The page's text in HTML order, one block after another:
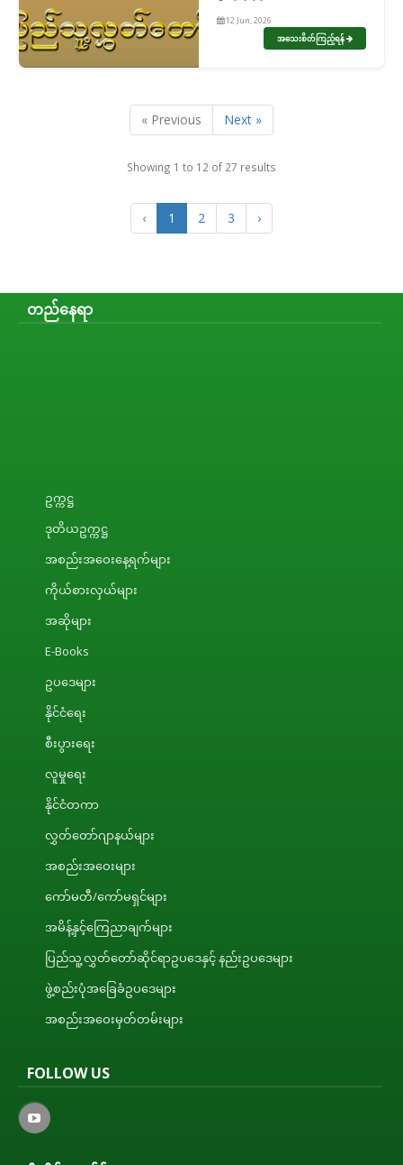
12 Jun, 2026
အသေးစိတ်ကြည့်ရန်
« Previous Next »
Showing 1 to 12 of 27 results
‹ 1 2 3 ›
တည်နေရာ
ဥက္ကဋ္ဌ
ဒုတိယဥက္ကဋ္ဌ
အစည်းအဝေးနေ့ရက်များ
ကိုယ်စားလှယ်များ
အဆိုများ
E-Books
ဥပဒေများ
နိုင်ငံရေး
စီးပွားရေး
လူမှုရေး
နိုင်ငံတကာ
လွှတ်တော်ဂျာနယ်များ
အစည်းအဝေးများ
ကော်မတီ/ကော်မရှင်များ
အမိန့်နှင့်ကြေညာချက်များ
ပြည်သူ့လွှတ်တော်ဆိုင်ရာဥပဒေနှင့် နည်းဥပဒေများ
ဖွဲ့စည်းပုံအခြေခံဥပဒေများ
အစည်းအဝေးမှတ်တမ်းများ
FOLLOW US